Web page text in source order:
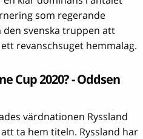
som regerande
den svenska truppen att
revanschsuget hemmalag.
Cup 2020? - Oddsen
värdnationen Ryssland
ta hem titeln. Ryssland har